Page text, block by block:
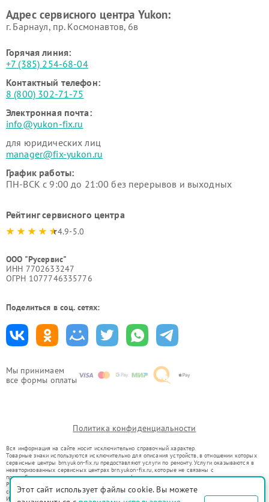
Мы принимаем
все формы оплаты
Адрес сервисного центра Yukon:
г. Барнаул, ​пр. Космонавтов, 6в
Горячая линия:
+7 (385) 254-68-04
Контактный телефон:
8 (800) 302-71-75
Электронная почта:
info@yukon-fix.ru
для юридических лиц
manager@fix-yukon.ru
График работы:
ПН-ВСК с 9:00 до 21:00 без перерывов и выходных
Рейтинг сервисного центра
4.9-5.0
ООО "Русервис"
ИНН 7702633247
ОГРН 1077746335776
Поделиться в соц. сетях:
Политика конфиденциальности
Вся информация на сайте носит исключительно справочный характер.
Товарные знаки используются исключительно для описания устройств, в отношении которых
сервисные центры brn.yukon-fix.ru предоставляют услуги по ремонту. Услуги оказываются в
неавторизованных сервисных центрах brn.yukon-fix.ru, которые не связаны с
правообладателями товарных знаков или их официальными представителями.
Ремонт осуществляется для устройств, уже введенных в гражданский оборот в соответствии
со статьей 1487 ГК РФ.
Использование товарных знаков не преследует цели индивидуализации услуг или введения
Этот сайт использует файлы cookie. Вы можете